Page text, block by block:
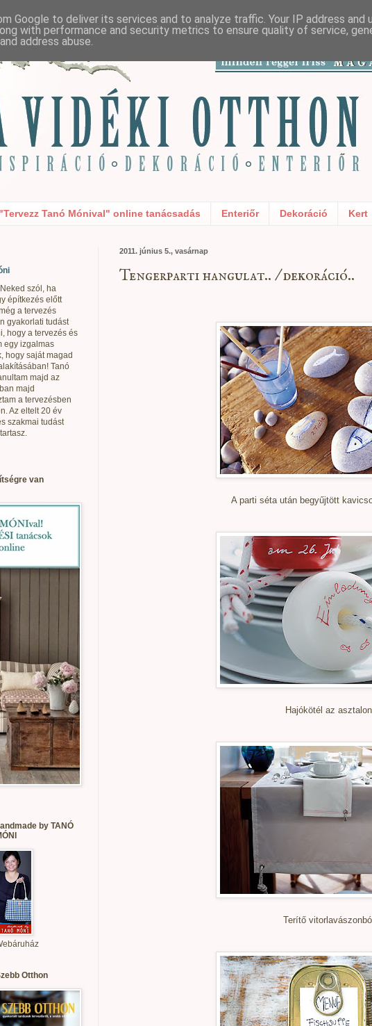
"Tervezz Tanó Mónival" online tanácsadás Enteriőr Dekoráció Kert
2011. június 5., vasárnap
Tengerparti hangulat.. / dekoráció..
A parti séta után begyűjtött
Hajókötél az
Terítő
szól, ha
építkezés előtt
a tervezés
gyakorlati tudást
hogy a tervezés és
egy izgalmas
hogy saját magad
Tanó
majd az
majd
a tervezésben
Az eltelt 20 év
szakmai tudást
van
by TANÓ
Otthon
Google to deliver its services and to analyze traffic. Your IP address and
with performance and security metrics to ensure quality of service,
address abuse.